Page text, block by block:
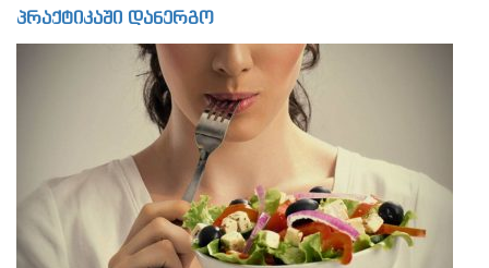
პრაქტიკაში დანერგო